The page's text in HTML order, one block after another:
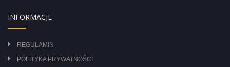
INFORMACJE
REGULAMIN
POLITYKA PRYWATNOŚCI